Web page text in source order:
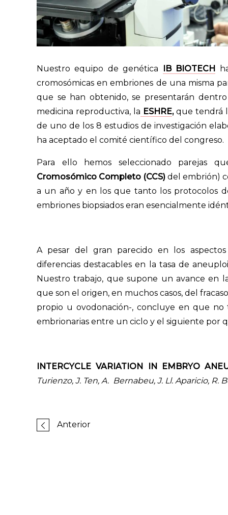
Nuestro equipo de genética IB BIOTECH
cromosómicas en embriones de una misma
que se han obtenido, se presentarán
medicina reproductiva, la ESHRE,que tendrá
de uno de los 8 estudios de investigación
ha aceptado el comité científico del congreso.
Para ello hemos seleccionado parejas
Cromosómico Completo (CCS) del embrión)
a un año y en los que tanto los protocolos
embriones biopsiados eran esencialmente
A pesar del gran parecido en los
diferencias destacables en la tasa de
Nuestro trabajo, que supone un avance en
que son el origen, en muchos casos, del
propio u ovodonación-, concluye en que
embrionarias entre un ciclo y el siguiente por
INTERCYCLE VARIATION IN EMBRYO
Turienzo, J. Ten, A. Bernabeu, J. Ll. Aparicio, R.
Anterior